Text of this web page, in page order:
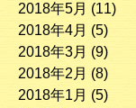
2018年5月 (11)
2018年4月 (5)
2018年3月 (9)
2018年2月 (8)
2018年1月 (5)